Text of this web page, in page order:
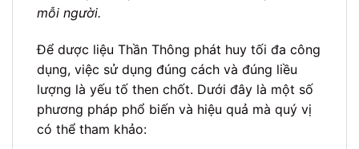
mỗi người.
Để dược liệu Thần Thông phát huy tối đa công
dụng, việc sử dụng đúng cách và đúng liều
lượng là yếu tố then chốt. Dưới đây là một số
phương pháp phổ biến và hiệu quả mà quý vị
có thể tham khảo: